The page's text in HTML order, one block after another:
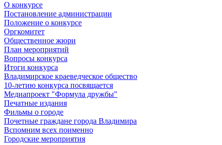
О конкурсе
Постановление администрации
Положение о конкурсе
Оргкомитет
Общественное жюри
План мероприятий
Вопросы конкурса
Итоги конкурса
Владимирское краеведческое общество
10-летию конкурса посвящается
Медиапроект "Формула дружбы"
Печатные издания
Фильмы о городе
Почетные граждане города Владимира
Вспомним всех поименно
Городские мероприятия